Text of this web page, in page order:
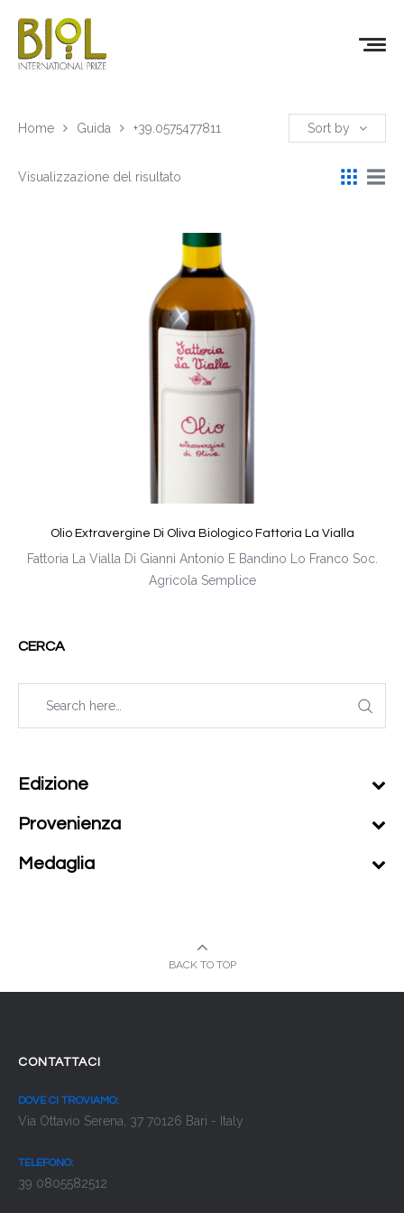
Home Guida +39.0575477811 Sort by
Visualizzazione del risultato
Olio Extravergine Di Oliva Biologico Fattoria La Vialla
Fattoria La Vialla Di Gianni Antonio E Bandino Lo Franco Soc.
Agricola Semplice
CERCA
Edizione
Provenienza
Medaglia
BACK TO TOP
CONTATTACI
DOVE CI TROVIAMO:
Via Ottavio Serena, 37 70126 Bari - Italy
TELEFONO:
39 0805582512